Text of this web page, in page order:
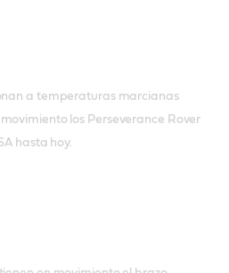
a temperaturas marcianas
los Perseverance Rover
hasta hoy.